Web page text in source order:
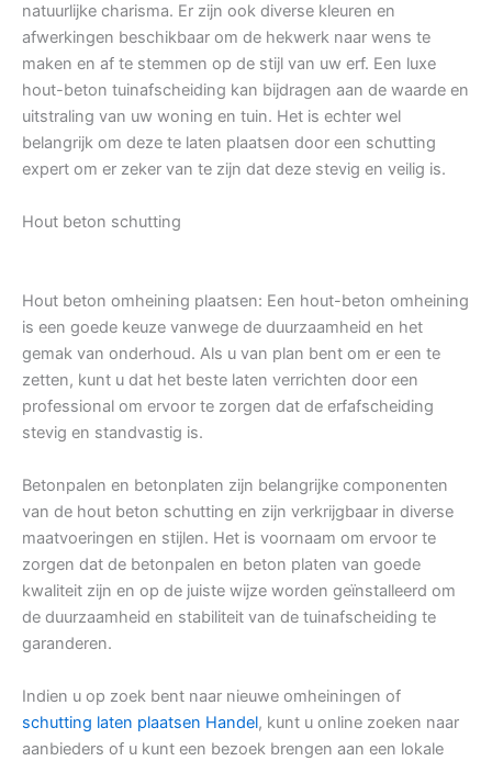
natuurlijke charisma. Er zijn ook diverse kleuren en
afwerkingen beschikbaar om de hekwerk naar wens te
maken en af te stemmen op de stijl van uw erf. Een luxe
hout-beton tuinafscheiding kan bijdragen aan de waarde en
uitstraling van uw woning en tuin. Het is echter wel
belangrijk om deze te laten plaatsen door een schutting
expert om er zeker van te zijn dat deze stevig en veilig is.
Hout beton schutting
Hout beton omheining plaatsen: Een hout-beton omheining
is een goede keuze vanwege de duurzaamheid en het
gemak van onderhoud. Als u van plan bent om er een te
zetten, kunt u dat het beste laten verrichten door een
professional om ervoor te zorgen dat de erfafscheiding
stevig en standvastig is.
Betonpalen en betonplaten zijn belangrijke componenten
van de hout beton schutting en zijn verkrijgbaar in diverse
maatvoeringen en stijlen. Het is voornaam om ervoor te
zorgen dat de betonpalen en beton platen van goede
kwaliteit zijn en op de juiste wijze worden geïnstalleerd om
de duurzaamheid en stabiliteit van de tuinafscheiding te
garanderen.
Indien u op zoek bent naar nieuwe omheiningen of
schutting laten plaatsen Handel, kunt u online zoeken naar
aanbieders of u kunt een bezoek brengen aan een lokale